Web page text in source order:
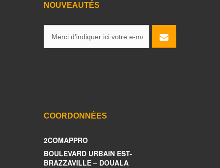
NOUVEAUTÉS
COORDONNÉES
2COMAPPRO
BOULEVARD URBAIN EST-
BRAZZAVILLE – DOUALA